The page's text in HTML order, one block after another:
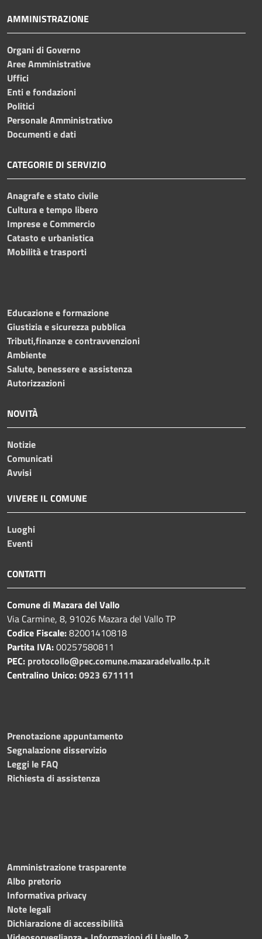
AMMINISTRAZIONE
Organi di Governo
Aree Amministrative
Uffici
Enti e fondazioni
Politici
Personale Amministrativo
Documenti e dati
CATEGORIE DI SERVIZIO
Anagrafe e stato civile
Cultura e tempo libero
Imprese e Commercio
Catasto e urbanistica
Mobilità e trasporti
Educazione e formazione
Giustizia e sicurezza pubblica
Tributi,finanze e contravvenzioni
Ambiente
Salute, benessere e assistenza
Autorizzazioni
NOVITÀ
Notizie
Comunicati
Avvisi
VIVERE IL COMUNE
Luoghi
Eventi
CONTATTI
Comune di Mazara del Vallo
Via Carmine, 8, 91026 Mazara del Vallo TP
Codice Fiscale:82001410818
Partita IVA:00257580811
PEC: protocollo@pec.comune.mazaradelvallo.tp.it
Centralino Unico:0923 671111
Prenotazione appuntamento
Segnalazione disservizio
Leggi le FAQ
Richiesta di assistenza
Amministrazione trasparente
Albo pretorio
Informativa privacy
Note legali
Dichiarazione di accessibilità